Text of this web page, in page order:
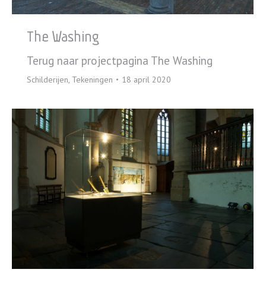
The Washing
Terug naar projectpagina The Washing
Schilderijen, Tekeningen 18 april 2020